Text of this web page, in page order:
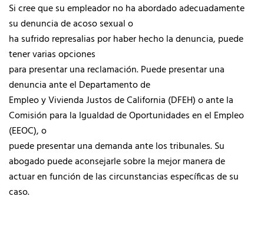
Si cree que su empleador no ha abordado adecuadamente
su denuncia de acoso sexual o
ha sufrido represalias por haber hecho la denuncia, puede
tener varias opciones
para presentar una reclamación. Puede presentar una
denuncia ante el Departamento de
Empleo y Vivienda Justos de California (DFEH) o ante la
Comisión para la Igualdad de Oportunidades en el Empleo
(EEOC), o
puede presentar una demanda ante los tribunales. Su
abogado puede aconsejarle sobre la mejor manera de
actuar en función de las circunstancias específicas de su
caso.